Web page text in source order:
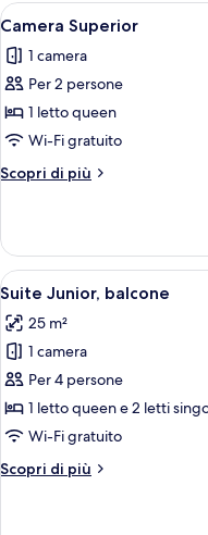
Apri
tutte
le
foto
per
Camera
Superior
9
Camera Superior
1 camera
Per 2 persone
1 letto queen
Wi-Fi gratuito
Scopri di più
Altri
Superior
Apri
tutte
le
foto
per
Suite
Junior,
7
Suite Junior, balcone
25 m²
1 camera
Per 4 persone
1 letto queen e 2 letti
Wi-Fi gratuito
Scopri di più
Altri